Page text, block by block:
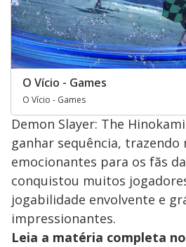
O Vício - Games
O Vício - Games
Demon Slayer: The
ganhar sequência, trazendo
emocionantes para os fãs
conquistou muitos
jogabilidade envolvente e
impressionantes.
Leia a matéria completa